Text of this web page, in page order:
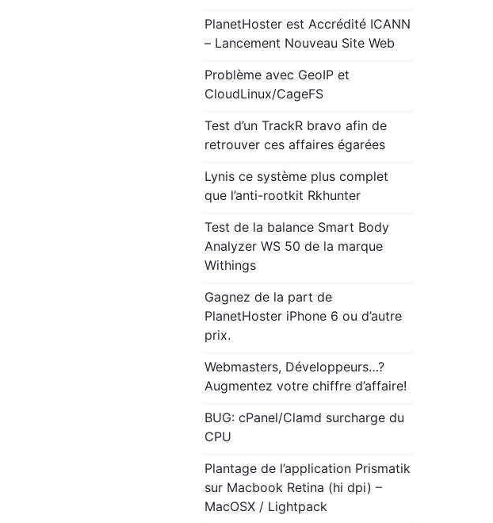
PlanetHoster est Accrédité ICANN
– Lancement Nouveau Site Web
Problème avec GeoIP et
CloudLinux/CageFS
Test d’un TrackR bravo afin de
retrouver ces affaires égarées
Lynis ce système plus complet
que l’anti-rootkit Rkhunter
Test de la balance Smart Body
Analyzer WS 50 de la marque
Withings
Gagnez de la part de
PlanetHoster iPhone 6 ou d’autre
prix.
Webmasters, Développeurs…?
Augmentez votre chiffre d’affaire!
BUG: cPanel/Clamd surcharge du
CPU
Plantage de l’application Prismatik
sur Macbook Retina (hi dpi) –
MacOSX / Lightpack